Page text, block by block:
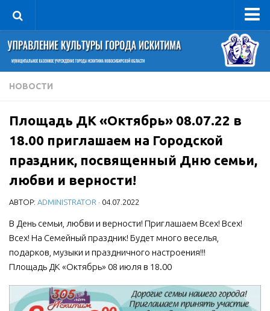
Управление
Руководитель
Сведения об организации
Книга почета культуры
Фотогалерея
Документы
Учредительные документы
Правовая база
Противодействие коррупции
Отчеты о деятельности
Учреждения культуры
МБУ Дом культуры «Молодость»
МБУ Дом культуры «Октябрь»
НОВОСТИ
Площадь ДК «Октябрь» 08.07.22 в
18.00 приглашаем на Городской
праздник, посвященный Дню семьи,
любви и верности!
АВТОР: ADMINISTRATOR · 04.07.2022
В День семьи, любви и верности! Приглашаем Всех! Всех!
Всех! На Семейный праздник! Будет много веселья,
подарков, музыки и праздничного настроения!!!
Площадь ДК «Октябрь» 08 июля в 18.00